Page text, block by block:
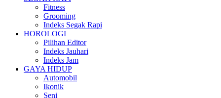
Fitness
Grooming
Indeks Segak Rapi
HOROLOGI
Pilihan Editor
Indeks Jauhari
Indeks Jam
GAYA HIDUP
Automobil
Ikonik
Seni